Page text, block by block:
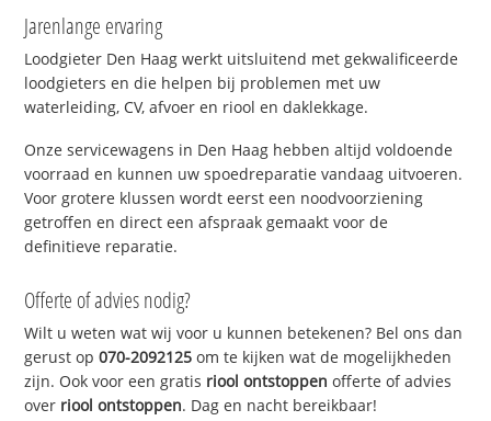
Jarenlange ervaring
Loodgieter Den Haag werkt uitsluitend met gekwalificeerde
loodgieters en die helpen bij problemen met uw
waterleiding, CV, afvoer en riool en daklekkage.
Onze servicewagens in Den Haag hebben altijd voldoende
voorraad en kunnen uw spoedreparatie vandaag uitvoeren.
Voor grotere klussen wordt eerst een noodvoorziening
getroffen en direct een afspraak gemaakt voor de
definitieve reparatie.
Offerte of advies nodig?
Wilt u weten wat wij voor u kunnen betekenen? Bel ons dan
gerust op070-2092125 om te kijken wat de mogelijkheden
zijn. Ook voor een gratis riool ontstoppen offerte of advies
over riool ontstoppen. Dag en nacht bereikbaar!